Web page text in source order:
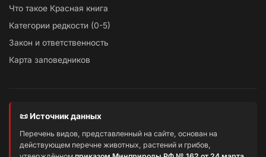
Что такое Красная книга
Категории редкости (0-5)
Закон и ответственность
Карта заповедников
📜 Источник данных
Перечень видов, представленный на сайте, основан на
действующем перечне животных, растений и грибов,